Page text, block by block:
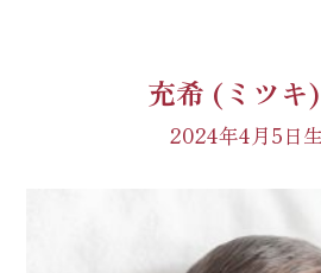
充希 (ミツキ
2024年4月5日